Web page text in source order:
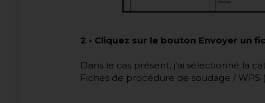
2 - Cliquez sur le bouton Envoyer un
Dans le cas présent, j'ai sélectionné la
Fiches de procédure de soudage / WPS